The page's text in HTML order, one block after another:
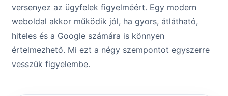
versenyez az ügyfelek figyelméért. Egy modern
weboldal akkor működik jól, ha gyors, átlátható,
hiteles és a Google számára is könnyen
értelmezhető. Mi ezt a négy szempontot egyszerre
vesszük figyelembe.